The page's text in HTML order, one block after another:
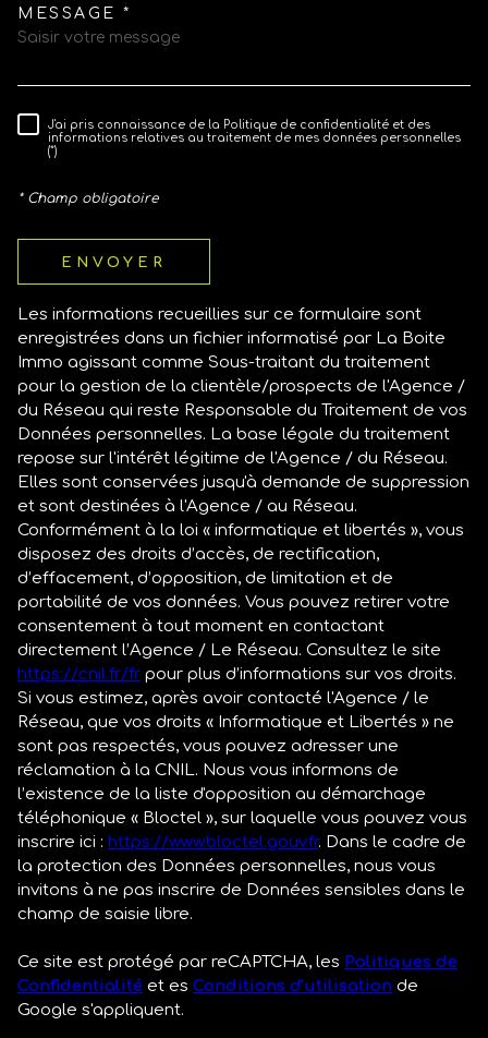
MESSAGE *
RÈGLEMENTATION
J'ai pris connaissance de la Politique de confidentialité et des
informations relatives au traitement de mes données personnelles
(*)
* Champ obligatoire
ENVOYER
Les informations recueillies sur ce formulaire sont
enregistrées dans un fichier informatisé par La Boite
Immo agissant comme Sous-traitant du traitement
pour la gestion de la clientèle/prospects de l'Agence /
du Réseau qui reste Responsable du Traitement de vos
Données personnelles. La base légale du traitement
repose sur l'intérêt légitime de l'Agence / du Réseau.
Elles sont conservées jusqu'à demande de suppression
et sont destinées à l'Agence / au Réseau.
Conformément à la loi « informatique et libertés », vous
disposez des droits d’accès, de rectification,
d’effacement, d’opposition, de limitation et de
portabilité de vos données. Vous pouvez retirer votre
consentement à tout moment en contactant
directement l’Agence / Le Réseau. Consultez le site
https://cnil.fr/fr pour plus d’informations sur vos droits.
Si vous estimez, après avoir contacté l'Agence / le
Réseau, que vos droits « Informatique et Libertés » ne
sont pas respectés, vous pouvez adresser une
réclamation à la CNIL. Nous vous informons de
l’existence de la liste d'opposition au démarchage
téléphonique « Bloctel », sur laquelle vous pouvez vous
inscrire ici : https://www.bloctel.gouv.fr. Dans le cadre de
la protection des Données personnelles, nous vous
invitons à ne pas inscrire de Données sensibles dans le
champ de saisie libre.
Ce site est protégé par reCAPTCHA, les Politiques de
Confidentialité et es Conditions d'utilisation de
Google s'appliquent.